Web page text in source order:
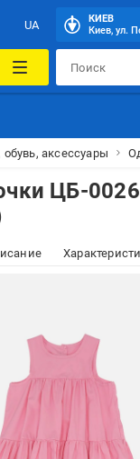
UA
КИЕВ
Киев, ул.
аксессуары
ЦБ-